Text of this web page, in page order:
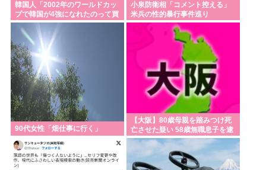
韓国人「2002年のワールドカッ
プで韓国が4強になれたのって買
収したからじゃないの?」
小泉防衛相「コメント控える」
米兵の性的暴行事件巡り
90代女性「畑仕事に行く」
【大阪】80歳母親を踏みつけ死
亡させた疑い 58歳無職息子を逮
捕 13～14年前から2人暮らし
「介護疲れで日常的に暴行」 岬